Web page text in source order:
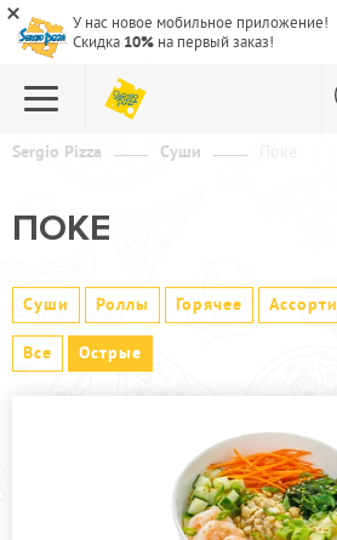
У нас новое мобильное приложение!
Скидка 10% на первый заказ!
ПАСТА
НАПИТКИ
ДЕСЕРТЫ
Sergio Pizza Суши
ПОКЕ
Суши Роллы Горячее Ассорти
Все Острые